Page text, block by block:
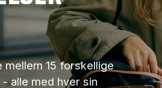
mellem 15 forskellige
alle med hver sin